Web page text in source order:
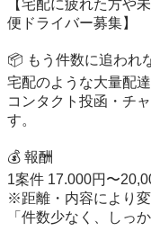
【宅配に疲れた方や
便ドライバー募集】
📦 もう件数に追われ
宅配のような大量配
コンタクト投函・チ
す。
💰 報酬
1案件 17.000円〜
※距離・内容により変
「件数少なく、しっ